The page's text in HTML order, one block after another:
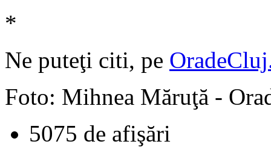
*
Ne puteţi citi, pe
Foto: Mihnea Măruţă -
5075 de afişări